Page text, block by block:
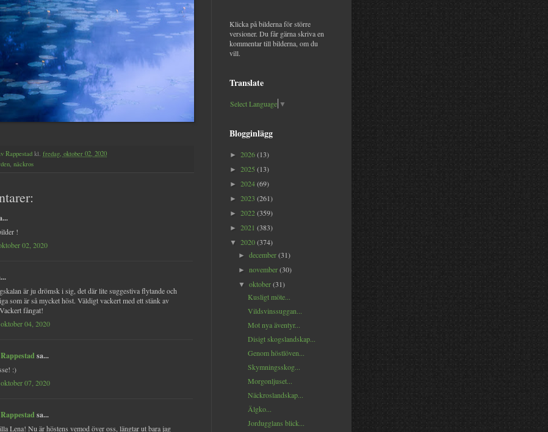
Rappestad kl. fredag, oktober 02, 2020
, näckros
!
02, 2020
är ju drömsk i sig, det där lite suggestiva flytande och
som är så mycket höst. Väldigt vackert med ett stänk av
fångat!
04, 2020
sa...
:)
07, 2020
sa...
Lena! Nu är höstens vemod över oss, längtar ut bara jag
Klicka på bilderna för större
versioner. Du får gärna skriva en
kommentar till bilderna, om du
vill.
Translate
Select Language ▼
Blogginlägg
► 2026(13)
► 2025 (13)
► 2024(69)
► 2023 (261)
► 2022(359)
► 2021 (383)
▼ 2020(374)
►december(31)
►november(30)
▼oktober(31)
Kusligt möte...
Vildsvinssuggan...
Mot nya äventyr...
Disigt skogslandskap...
Genom höstlöven...
Skymningsskog...
Morgonljuset...
Näckroslandskap...
Älgko...
Jordugglans blick...